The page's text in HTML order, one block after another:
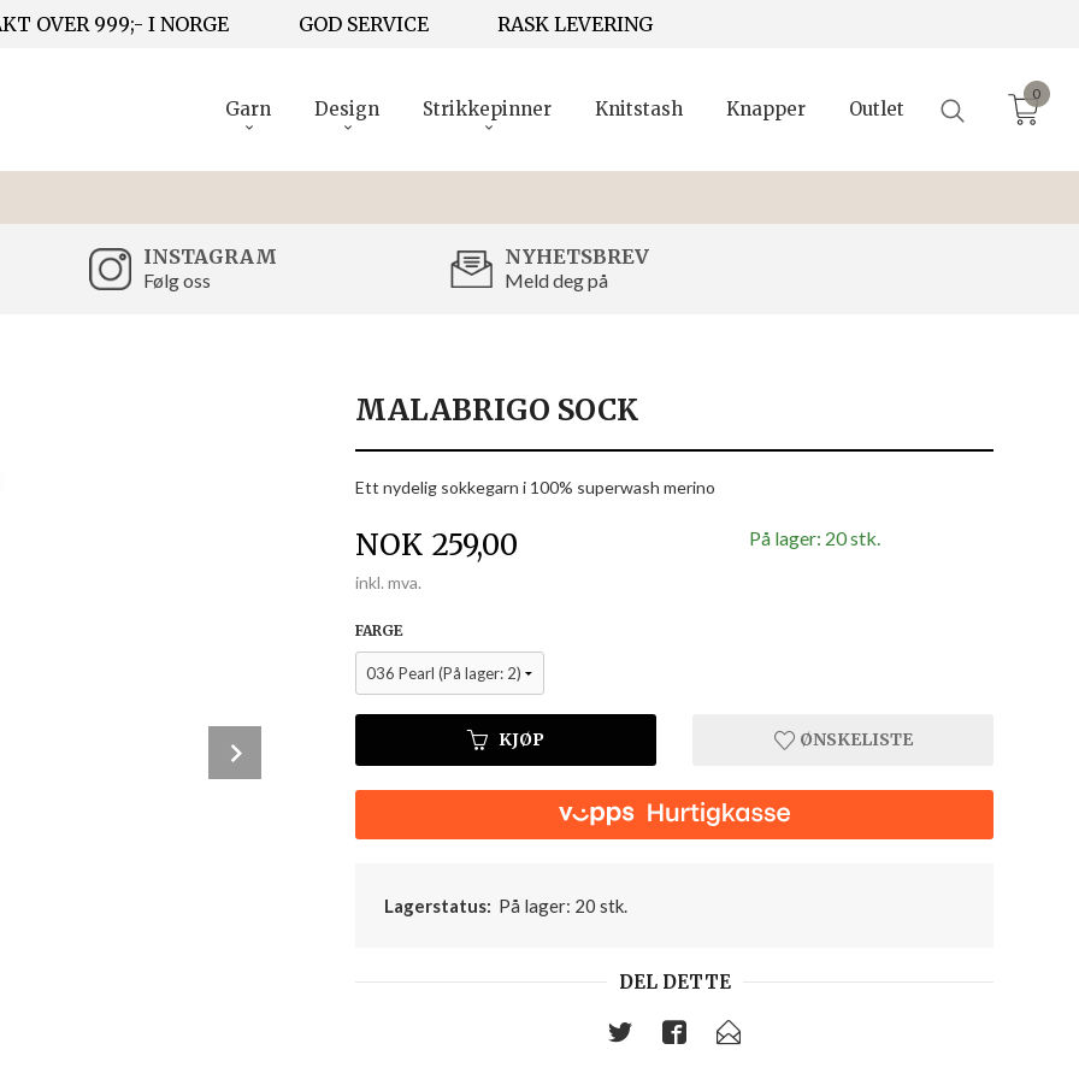
OVER 999;- I NORGE GOD SERVICE RASK LEVERING
Garn Design Strikkepinner Knitstash Knapper Outlet
0
INSTAGRAM
Følg oss
NYHETSBREV
Meld deg på
MALABRIGO SOCK
Ett nydelig sokkegarn i 100% superwash merino
Pris
NOK 259,00
inkl. mva.
På lager: 20 stk.
FARGE
KJØP ØNSKELISTE
Lagerstatus: På lager: 20 stk.
DEL DETTE